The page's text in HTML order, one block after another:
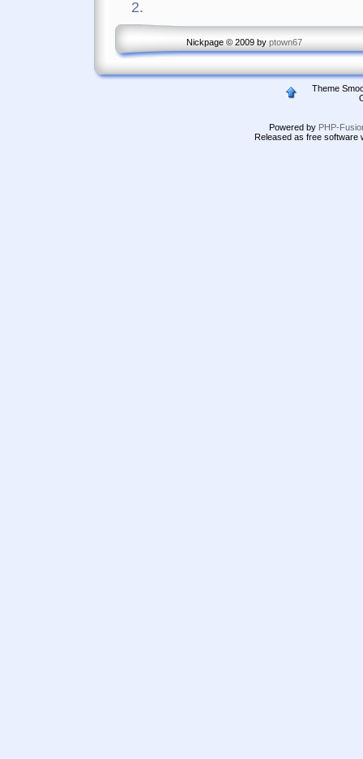
2.
Nickpage © 2009 by ptown67
Theme
Powered by PHP-
Released as free software